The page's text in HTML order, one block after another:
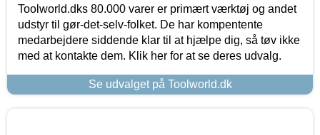
Toolworld.dks 80.000 varer er primært værktøj og andet
udstyr til gør-det-selv-folket. De har kompentente
medarbejdere siddende klar til at hjælpe dig, så tøv ikke
med at kontakte dem. Klik her for at se deres udvalg.
Se udvalget på Toolworld.dk